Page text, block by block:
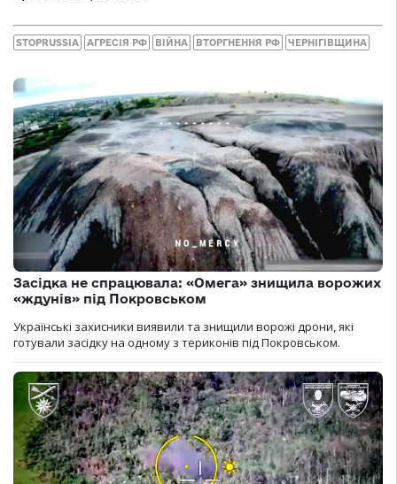
STOPRUSSIA АГРЕСІЯ РФ ВІЙНА ВТОРГНЕННЯ РФ ЧЕРНІГІВЩИНА
Засідка не спрацювала: «Омега» знищила ворожих
«ждунів» під Покровськом
Українські захисники виявили та знищили ворожі дрони, які
готували засідку на одному з териконів під Покровськом.